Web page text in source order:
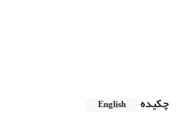
چکیده
English